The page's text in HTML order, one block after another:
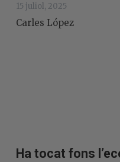
15 juliol, 2025
Carles López
Ha tocat fons